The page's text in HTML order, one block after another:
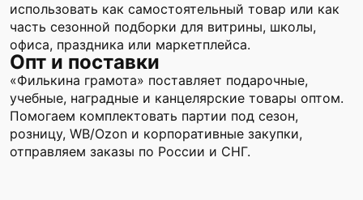
использовать как самостоятельный товар или как
часть сезонной подборки для витрины, школы,
офиса, праздника или маркетплейса.
Опт и поставки
«Филькина грамота» поставляет подарочные,
учебные, наградные и канцелярские товары оптом.
Помогаем комплектовать партии под сезон,
розницу, WB/Ozon и корпоративные закупки,
отправляем заказы по России и СНГ.